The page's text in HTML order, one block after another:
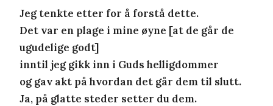
Jeg tenkte etter for å forstå dette.
Det var en plage i mine øyne [at de går de
ugudelige godt]
inntil jeg gikk inn i Guds helligdommer
og gav akt på hvordan det går dem til slutt.
Ja, på glatte steder setter du dem.